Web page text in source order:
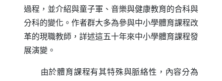
過程，並介紹與童子軍、音樂與健康教育的合科與
分科的變化。作者群大多為參與中小學體育課程改
革的現職教師，詳述這五十年來中小學體育課程發
展演變。
由於體育課程有其特殊與脈絡性，內容分為